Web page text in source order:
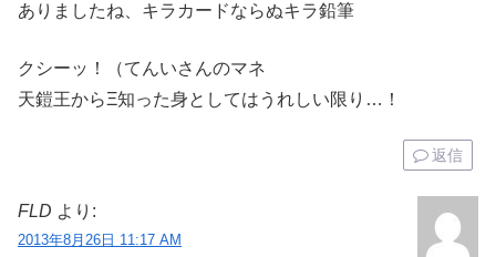
ありましたね、キラカードならぬキラ鉛筆
クシーッ！（てんいさんのマネ
天鎧王からΞ知った身としてはうれしい限り…！
返信
FLD より:
2013年8月26日 11:17 AM